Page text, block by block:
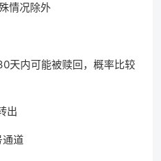
情况除外
天内可能被赎回，概率比较
出
通道